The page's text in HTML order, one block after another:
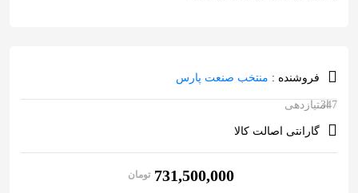
فروشنده :منتخب صنعت پارس
امتیازدهی
347
امتیازدهی
مشتری
گارانتی اصالت کالا
تومان 731,500,000